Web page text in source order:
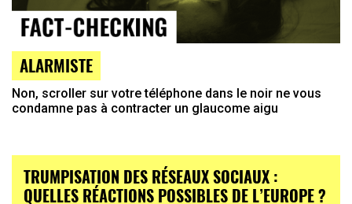
ALARMISTE
Non, scroller sur votre téléphone dans le noir ne vous
condamne pas à contracter un glaucome aigu
TRUMPISATION DES RÉSEAUX SOCIAUX :
QUELLES RÉACTIONS POSSIBLES DE L’EUROPE ?